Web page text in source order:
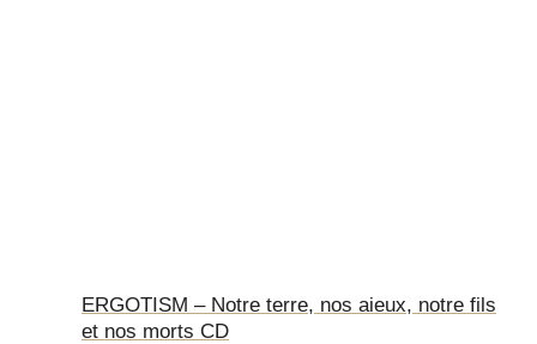
ERGOTISM – Notre terre, nos aieux, notre fils
et nos morts CD